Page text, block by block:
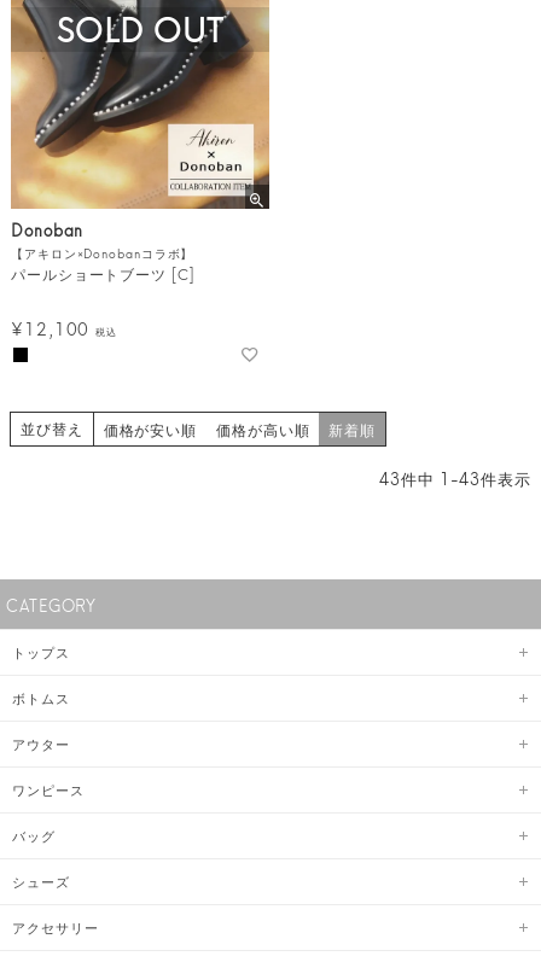
Donoban
【アキロン×Donobanコラボ】
パールショートブーツ [C]
¥12,100 税込
SOLD OUT
並び替え 価格が安い順 価格が高い順 新着順
43件中 1 -43件表示
CATEGORY
トップス
ボトムス
アウター
ワンピース
バッグ
シューズ
アクセサリー